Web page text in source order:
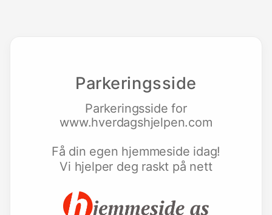
Parkeringsside
Parkeringsside for
www.hverdagshjelpen.com
Få din egen hjemmeside idag!
Vi hjelper deg raskt på nett